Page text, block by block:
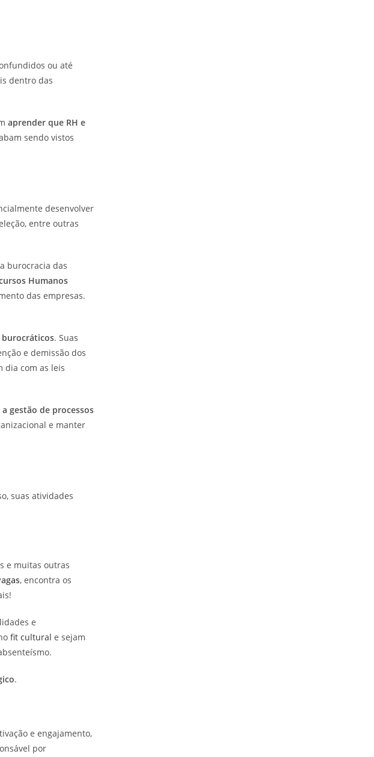
ou até
dentro das
aprender que RH e
sendo vistos
desenvolver
entre outras
burocracia das
Humanos
das empresas.
burocráticos. Suas
e demissão dos
dia com as leis
gestão de processos
e manter
suas atividades
e muitas outras
, encontra os
e
fit cultural e sejam
.
e engajamento,
por